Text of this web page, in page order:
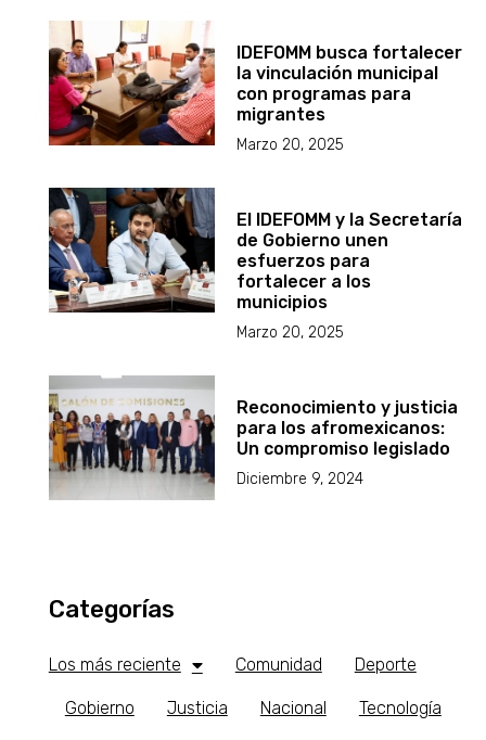
IDEFOMM busca fortalecer
la vinculación municipal
con programas para
migrantes
Marzo 20, 2025
El IDEFOMM y la Secretaría
de Gobierno unen
esfuerzos para
fortalecer a los
municipios
Marzo 20, 2025
Reconocimiento y justicia
para los afromexicanos:
Un compromiso legislado
Diciembre 9, 2024
Categorías
Los más reciente Comunidad Deporte
Gobierno Justicia Nacional Tecnología